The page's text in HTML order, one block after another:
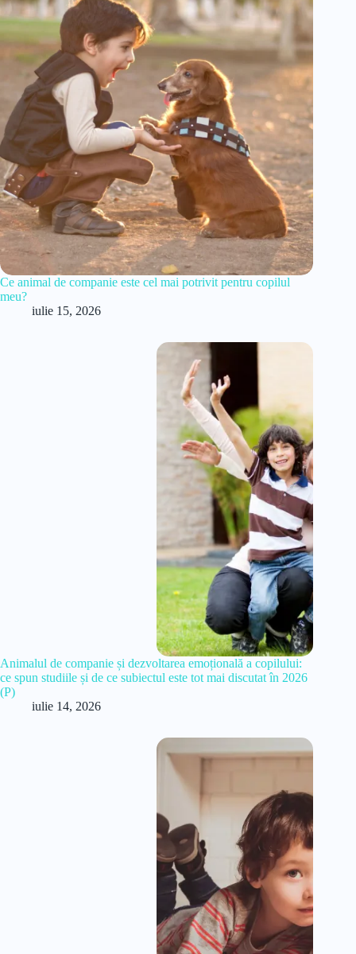
Ce animal de companie este cel mai potrivit pentru copilul
meu?
iulie 15, 2026
Animalul de companie și dezvoltarea emoțională a copilului:
ce spun studiile și de ce subiectul este tot mai discutat în 2026
(P)
iulie 14, 2026